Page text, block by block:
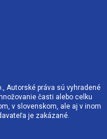
Autorské práva sú vyhradené
časti alebo celku
v slovenskom, ale aj v inom
je zakázané.